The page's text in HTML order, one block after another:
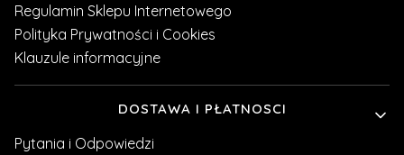
Regulamin Sklepu Internetowego
Polityka Prywatności i Cookies
Klauzule informacyjne
DOSTAWA I PŁATNOSCI
Pytania i Odpowiedzi